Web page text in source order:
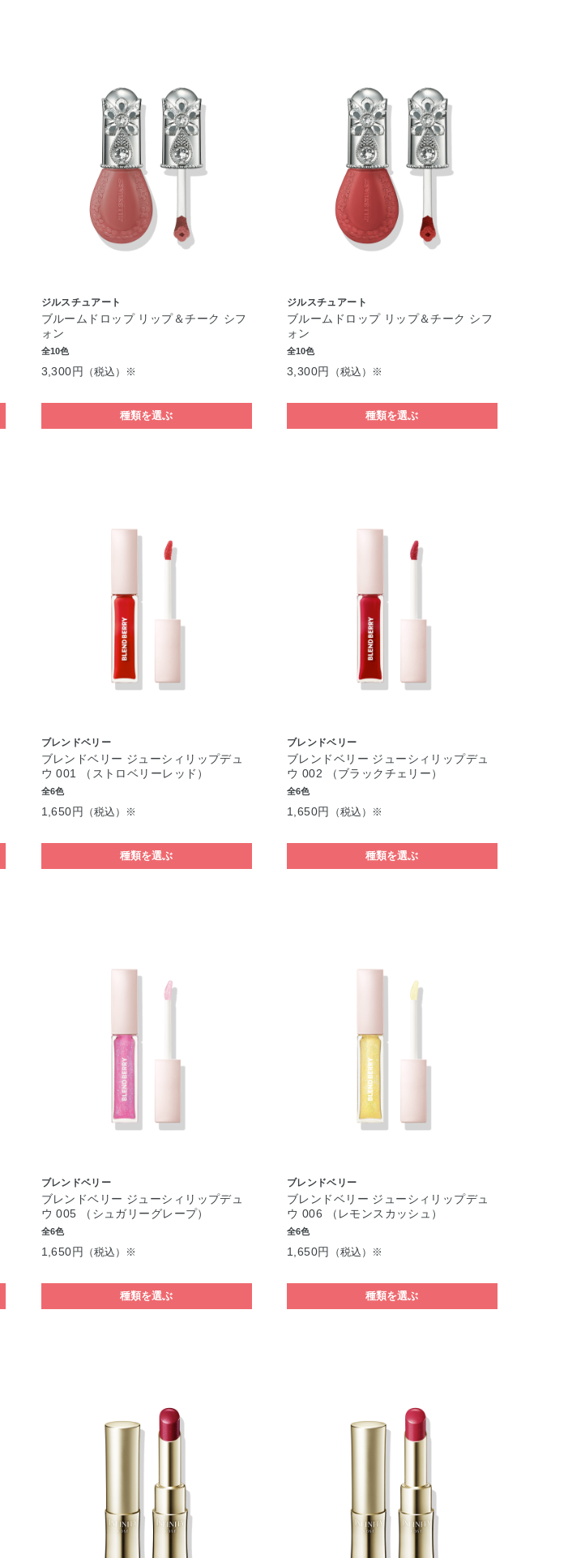
ジルスチュアート
ブルームドロップ リップ＆チーク シフ
ォン
全10色
3,300円 （税込）※
種類を選ぶ
ジルスチュアート
ブルームドロップ リップ＆チーク シフ
ォン
全10色
3,300円 （税込）※
種類を選ぶ
ブレンドベリー
ブレンドベリー ジューシィリップデュ
ウ 001 （ストロベリーレッド）
全6色
1,650円 （税込）※
種類を選ぶ
ブレンドベリー
ブレンドベリー ジューシィリップデュ
ウ 002 （ブラックチェリー）
全6色
1,650円 （税込）※
種類を選ぶ
ブレンドベリー
ブレンドベリー ジューシィリップデュ
ウ 005 （シュガリーグレープ）
全6色
1,650円 （税込）※
種類を選ぶ
ブレンドベリー
ブレンドベリー ジューシィリップデュ
ウ 006 （レモンスカッシュ）
全6色
1,650円 （税込）※
種類を選ぶ